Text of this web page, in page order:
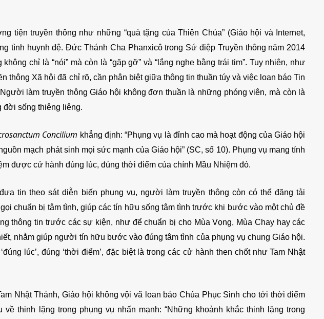
tiện truyền thông như những “quà tặng của Thiên Chúa” (Giáo hội và Internet,
tình huynh đệ. Đức Thánh Cha Phanxicô trong Sứ điệp Truyền thông năm 2014
chỉ là “nói” mà còn là “gặp gỡ” và “lắng nghe bằng trái tim”. Tuy nhiên, như
thông Xã hội đã chỉ rõ, cần phân biệt giữa thông tin thuần túy và việc loan báo Tin
làm truyền thông Giáo hội không đơn thuần là những phóng viên, mà còn là
sống thiêng liêng.
Concilium khẳng định: “Phụng vụ là đỉnh cao mà hoạt động của Giáo hội
mạch phát sinh mọi sức mạnh của Giáo hội” (SC, số 10). Phụng vụ mang tính
được cử hành đúng lúc, đúng thời điểm của chính Mầu Nhiệm đó.
tin theo sát diễn biến phụng vụ, người làm truyền thông còn có thể đăng tải
chuẩn bị tâm tình, giúp các tín hữu sống tâm tình trước khi bước vào một chủ đề
thông tin trước các sự kiện, như để chuẩn bị cho Mùa Vọng, Mùa Chay hay các
nhằm giúp người tín hữu bước vào đúng tâm tình của phụng vụ chung Giáo hội.
lúc’, đúng ‘thời điểm’, đặc biệt là trong các cử hành then chốt như Tam Nhật
Nhật Thánh, Giáo hội không vội vã loan báo Chúa Phục Sinh cho tới thời điểm
thinh lặng trong phụng vụ nhấn mạnh: “Những khoảnh khắc thinh lặng trong